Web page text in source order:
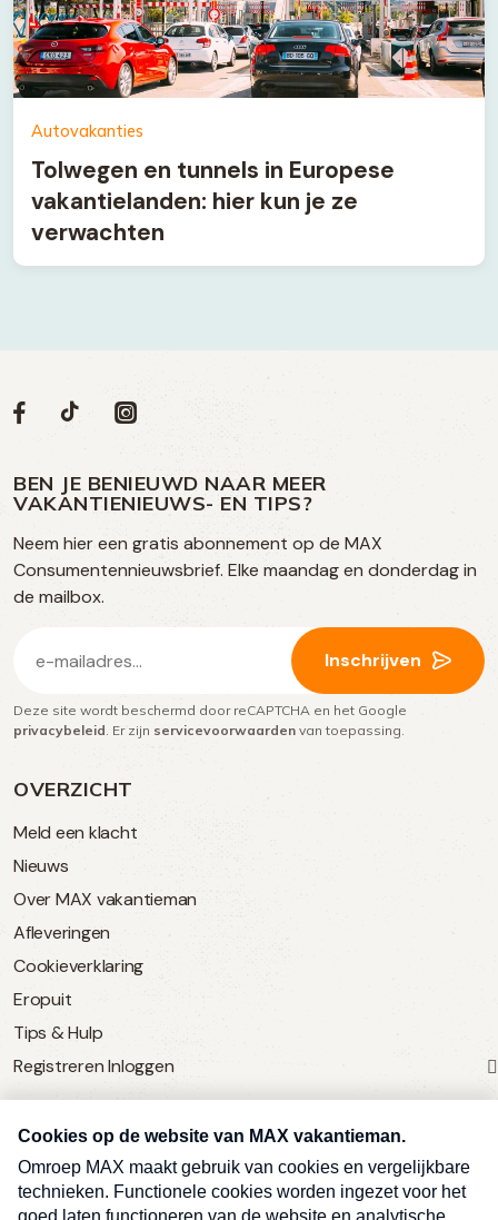
Autovakanties
Tolwegen en tunnels in Europese
vakantielanden: hier kun je ze
verwachten
OVERZICHT
Meld een klacht
Nieuws
Over MAX vakantieman
Afleveringen
Cookieverklaring
Eropuit
Tips & Hulp
Registreren Inloggen
SERVICE
Over Omroep MAX
MAX Vandaag
Volg
op
social
media
Social
Volg
op
Facebook
Volg
op
TikTok
Volg
op
Instagram
BEN JE BENIEUWD NAAR MEER
VAKANTIENIEUWS- EN TIPS?
Neem hier een gratis abonnement op de MAX
Consumentennieuwsbrief. Elke maandag en donderdag in
de mailbox.
mailadres
(Vereist)
Inschrijven
Deze site wordt beschermd door reCAPTCHA en het Google
privacybeleid . Er zijn servicevoorwaarden van toepassing.